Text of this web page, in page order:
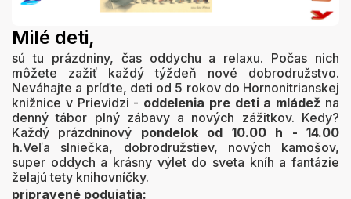
Milé deti,
sú tu prázdniny, čas oddychu a relaxu. Počas nich
môžete zažiť každý týždeň nové dobrodružstvo.
Neváhajte a príďte, deti od 5 rokov do Hornonitrianskej
knižnice v Prievidzi - oddelenia pre deti a mládež na
denný tábor plný zábavy a nových zážitkov. Kedy?
Každý prázdninový pondelok od 10.00 h - 14.00
h.Veľa slniečka, dobrodružstiev, nových kamošov,
super oddych a krásny výlet do sveta kníh a fantázie
želajú tety knihovníčky.
pripravené podujatia: